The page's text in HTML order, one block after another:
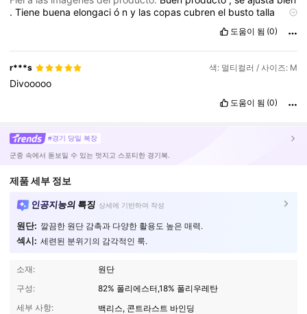
.Tiene buenaelongació ny lascopascubrenel bustotalla
도움이 됨 (0)
r***s 색: 멀티컬러 / 사이즈: M
Divooooo
도움이 됨 (0)
#경기 당일 복장
군중 속에서 돋보일 수 있는 멋지고 스포티한 경기복.
제품 세부 정보
인공지능의 특징 상세에 기반하여 작성
원단: 깔끔한 원단 감촉과 다양한 활용도 높은 매력.
섹시: 세련된 분위기의 감각적인 룩.
소재:
원단
구성:
82% 폴리에스터,18% 폴리우레탄
세부 사항:
백리스, 콘트라스트 바인딩